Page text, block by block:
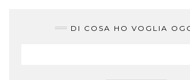
DI COSA HO VOGLIA